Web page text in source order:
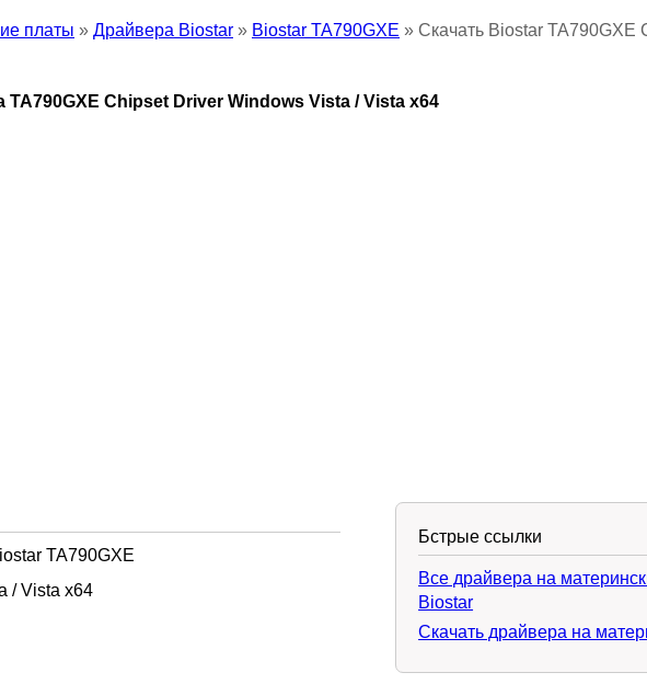
платы » Драйвера Biostar » Biostar TA790GXE » Скачать Biostar TA790GXE
Chipset Driver Windows Vista / Vista x64
TA790GXE
/ Vista x64
Бстрые ссылки
Все драйвера на
Biostar
Скачать драйвера на